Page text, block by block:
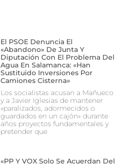
El PSOE Denuncia El
«abandono» De Junta Y
Diputación Con El Problema Del
Agua En Salamanca: «Han
Sustituido Inversiones Por
Camiones Cisterna»
Los socialistas acusan a Mañueco
y a Javier Iglesias de mantener
«paralizados, adormecidos o
guardados en un cajón» durante
años proyectos fundamentales y
pretender que
«PP Y VOX Solo Se Acuerdan Del